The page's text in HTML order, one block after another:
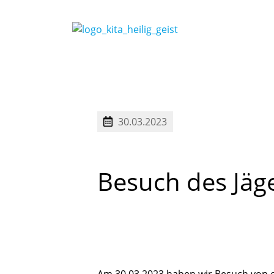
30.03.2023
Besuch des